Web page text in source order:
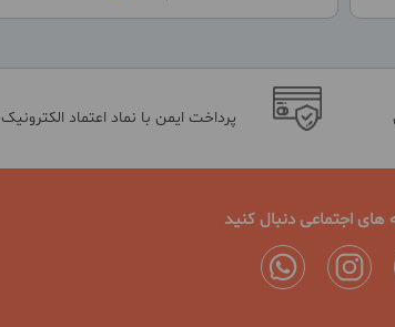
پرداخت ایمن با نماد اعتماد الکترونیک
های اجتماعی دنبال کنید